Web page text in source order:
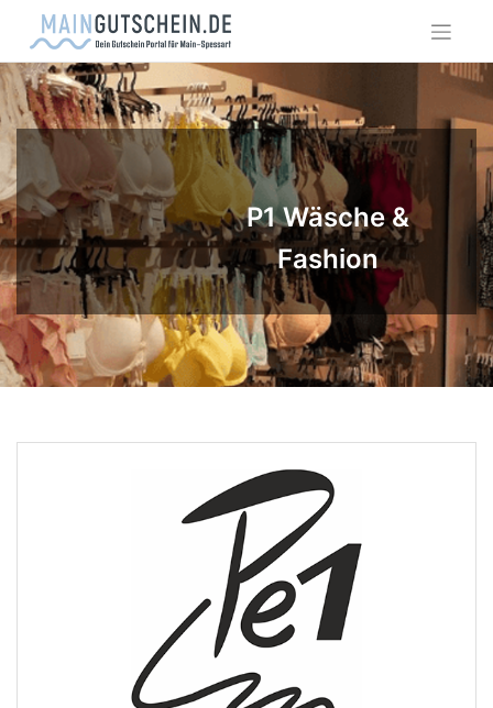
content
P1 Wäsche &
Fashion